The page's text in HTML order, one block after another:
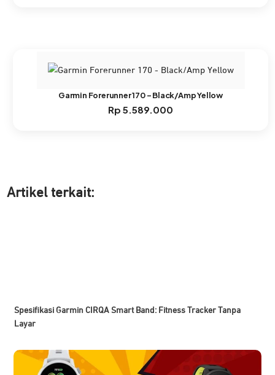
Garmin Forerunner 170 – Black/Amp Yellow
Rp 5.589.000
Artikel terkait:
Spesifikasi Garmin CIRQA Smart Band: Fitness Tracker Tanpa
Layar